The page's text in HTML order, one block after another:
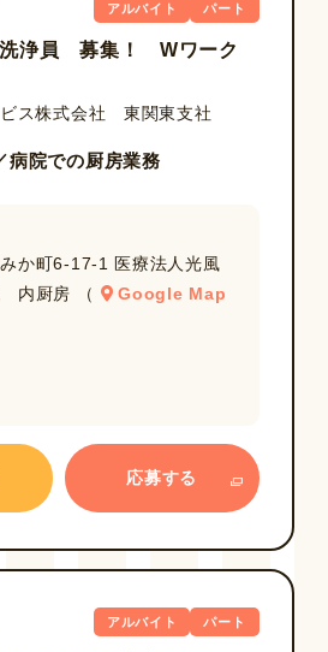
アルバイト パート
浄員 募集！ Wワーク
ス株式会社 東関東支社
病院での厨房業務
か町6-17-1 医療法人光風
内厨房 （
Google Map
応募する
アルバイト パート